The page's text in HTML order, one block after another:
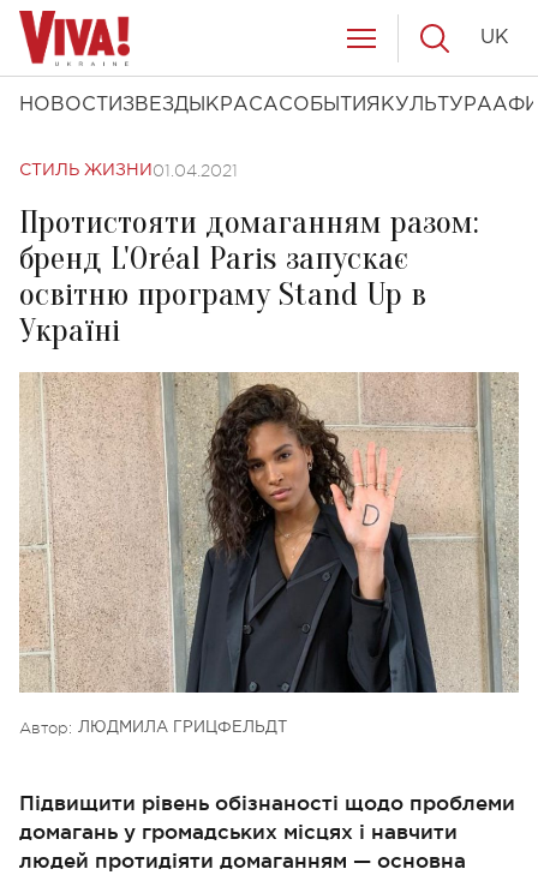
НОВОСТИ ЗВЕЗДЫ КРАСАСОБЫТИЯ КУЛЬТУРА
UK
СТИЛЬ ЖИЗНИ 01.04.2021
Протистояти домаганням разом:
бренд L'Oréal Paris запускає
освітню програму Stand Up в
Україні
Автор: ЛЮДМИЛА ГРИЦФЕЛЬДТ
Підвищити рівень обізнаності щодо проблеми
домагань у громадських місцях і навчити
людей протидіяти домаганням — основна